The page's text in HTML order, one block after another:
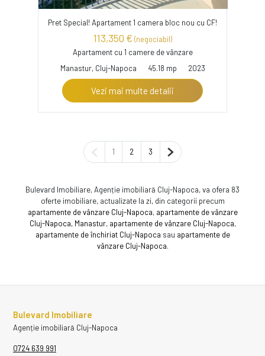
Pret Special! Apartament 1 camera bloc nou cu CF!
113,350 € (negociabil)
Apartament cu 1 camere de vânzare
Manastur, Cluj-Napoca
45.18 mp 2023
Vezi mai multe detalii
Pagina anterioară
1 2 3 Pagina următoare
Bulevard Imobiliare, Agenție imobiliară Cluj-Napoca, va ofera 83
oferte imobiliare, actualizate la zi, din categorii precum
apartamente de vânzare Cluj-Napoca, apartamente de vânzare
Cluj-Napoca, Manastur, apartamente de vânzare Cluj-Napoca,
apartamente de închiriat Cluj-Napoca sau apartamente de
vânzare Cluj-Napoca.
Bulevard Imobiliare
Agenție imobiliară Cluj-Napoca
0724 639 991